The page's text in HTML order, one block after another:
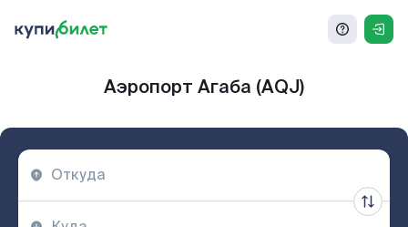
Аэропорт Агаба (AQJ)